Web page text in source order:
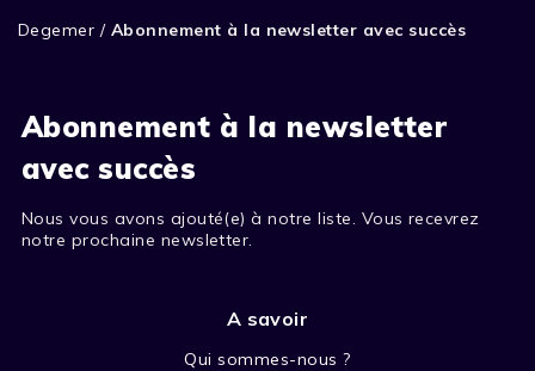
Degemer / Abonnement à la newsletter avec succès
Abonnement à la newsletter
avec succès
Nous vous avons ajouté(e) à notre liste. Vous recevrez
notre prochaine newsletter.
A savoir
Qui sommes-nous ?